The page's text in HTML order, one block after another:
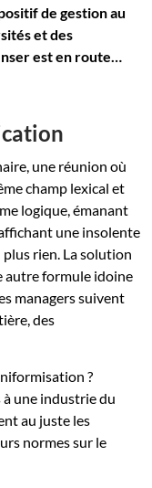
de gestion au
et des
est en route…
une réunion où
champ lexical et
logique, émanant
une insolente
rien. La solution
autre formule idoine
managers suivent
des
?
à une industrie du
au juste les
normes sur le